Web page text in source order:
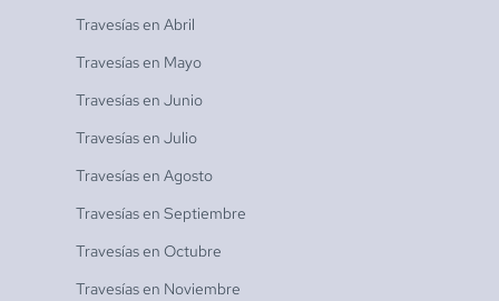
Travesías en Abril
Travesías en Mayo
Travesías en Junio
Travesías en Julio
Travesías en Agosto
Travesías en Septiembre
Travesías en Octubre
Travesías en Noviembre